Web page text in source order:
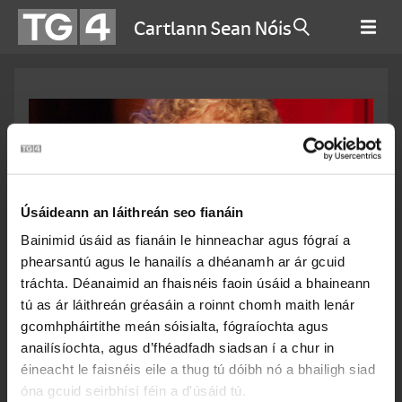
Úsáideann an láithreán seo fianáin
Bainimid úsáid as fianáin le hinneachar agus fógraí a
phearsantú agus le hanailís a dhéanamh ar ár gcuid
tráchta. Déanaimid an fhaisnéis faoin úsáid a bhaineann
tú as ár láithreán gréasáin a roinnt chomh maith lenár
gcomhpháirtithe meán sóisialta, fógraíochta agus
anailísíochta, agus d’fhéadfadh siadsan í a chur in
éineacht le faisnéis eile a thug tú dóibh nó a bhailigh siad
óna gcuid seirbhísí féin a d'úsáid tú.
Cartlann Sean Nóis
Páidí Mhárthain Mac Gearailt
Ceantar